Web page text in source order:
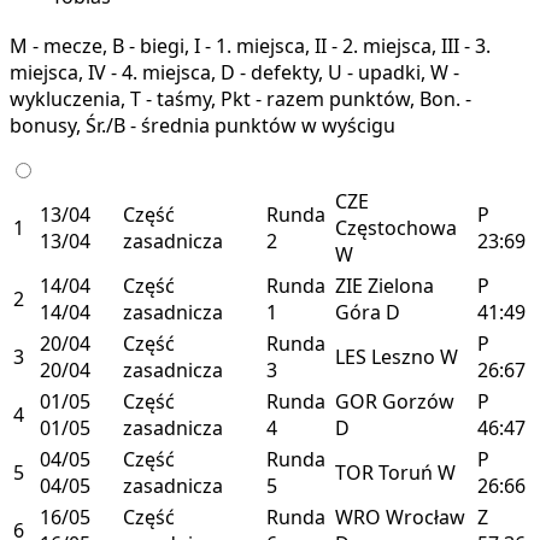
M - mecze, B - biegi, I - 1. miejsca, II - 2. miejsca, III - 3.
miejsca, IV - 4. miejsca, D - defekty, U - upadki, W -
wykluczenia, T - taśmy, Pkt - razem punktów, Bon. -
bonusy, Śr./B - średnia punktów w wyścigu
1
13/04
13/04
Część
zasadnicza
Runda
2
CZE
Częstochowa
W
P
23:69
2
14/04
14/04
Część
zasadnicza
Runda
1
ZIE Zielona
Góra D
P
41:49
3 20/04
20/04
Część
zasadnicza
Runda
3
LES Leszno W
P
26:67
4 01/05
01/05
Część
zasadnicza
Runda
4
GOR Gorzów
D
P
46:47
5 04/05
04/05
Część
zasadnicza
Runda
5
TORToruń W
P
26:66
6
16/05
Część
Runda WRO Wrocław Z